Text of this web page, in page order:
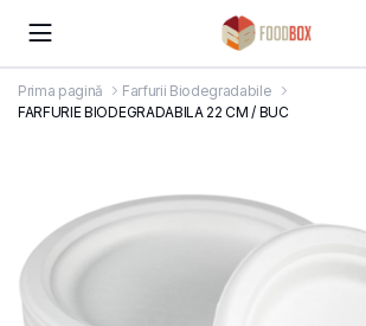
Prima pagină
Farfurii Biodegradabile
FARFURIE BIODEGRADABILA 22 CM / BUC